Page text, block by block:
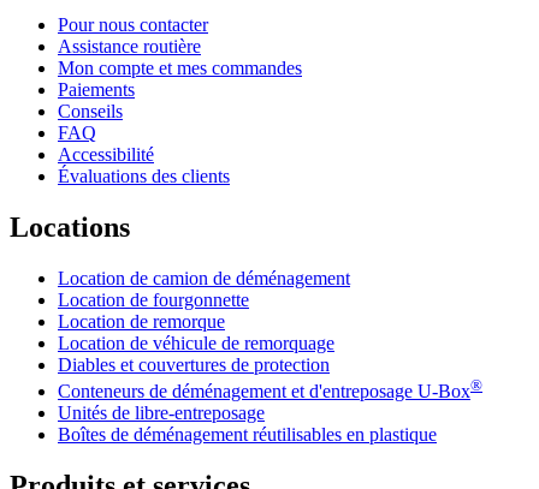
Pour nous contacter
Assistance routière
Mon compte et mes commandes
Paiements
Conseils
FAQ
Accessibilité
Évaluations des clients
Locations
Location de camion de déménagement
Location de fourgonnette
Location de remorque
Location de véhicule de remorquage
Diables et couvertures de protection
Conteneurs de déménagement et d'entreposage U-Box®
Unités de libre-entreposage
Boîtes de déménagement réutilisables en plastique